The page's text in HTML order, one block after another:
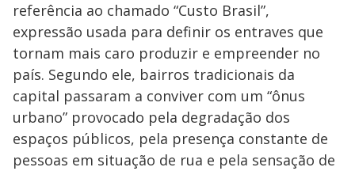
referência ao chamado “Custo Brasil”,
expressão usada para definir os entraves que
tornam mais caro produzir e empreender no
país. Segundo ele, bairros tradicionais da
capital passaram a conviver com um “ônus
urbano” provocado pela degradação dos
espaços públicos, pela presença constante de
pessoas em situação de rua e pela sensação de